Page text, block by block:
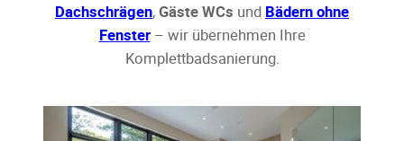
Dachschrägen,Gäste WCs und Bädern ohne
Fenster– wir übernehmen Ihre
Komplettbadsanierung.